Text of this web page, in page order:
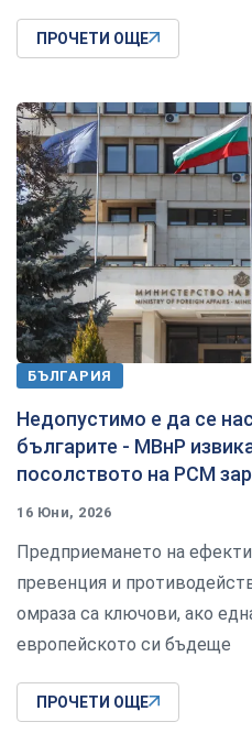
ПРОЧЕТИ ОЩЕ
БЪЛГАРИЯ
Недопустимо е да се
българите - МВнР
посолството на РСМ
16 Юни, 2026
Предприемането на
превенция и
омраза са ключови, ако
европейското си бъдеще
ПРОЧЕТИ ОЩЕ